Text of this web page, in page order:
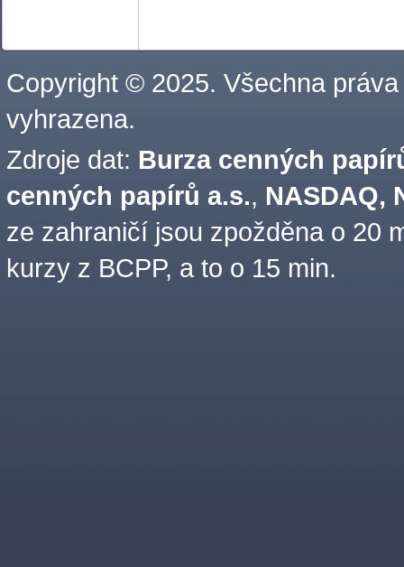
Copyright © 2025. Všechna práva
vyhrazena.
Zdroje dat: Burza cenných
cenných papírů a.s., NASDAQ,
ze zahraničí jsou zpožděna o 20
kurzy z BCPP, a to o 15 min.